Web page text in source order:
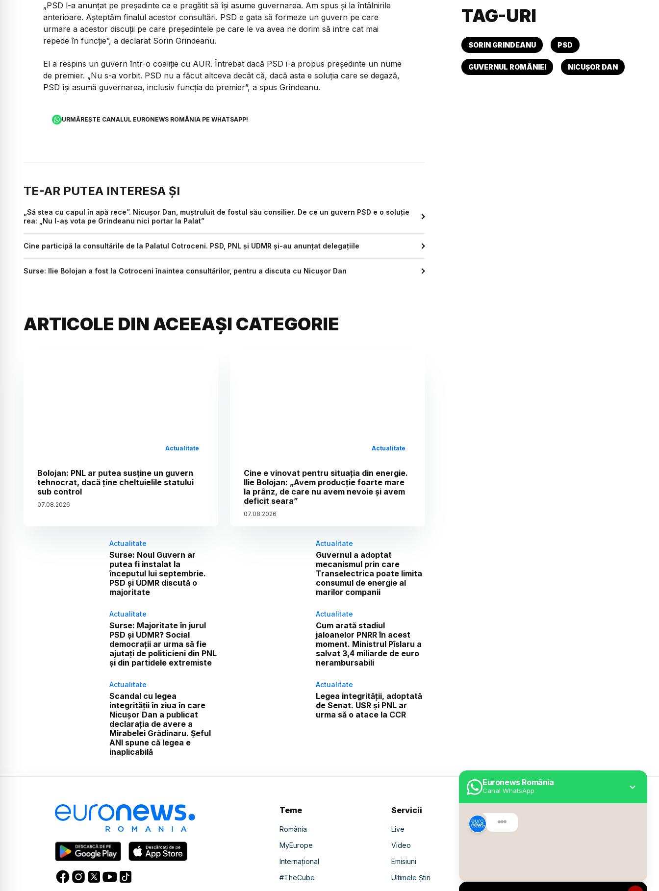
Euronews România
Canal WhatsApp
„PSD l-a anunțat pe președinte ca e pregătit să își asume guvernarea. Am spus și la întâlnirile
anterioare. Așteptăm finalul acestor consultări. PSD e gata să formeze un guvern pe care
urmare a acestor discuții pe care președintele pe care le va avea ne dorim să intre cat mai
repede în funcție”, a declarat Sorin Grindeanu.
El a respins un guvern într-o coaliție cu AUR. Întrebat dacă PSD i-a propus președinte un nume
de premier. „Nu s-a vorbit. PSD nu a făcut altceva decât că, dacă asta e soluția care se degază,
PSD își asumă guvernarea, inclusiv funcția de premier”, a spus Grindeanu.
URMĂREȘTE CANALUL EURONEWS ROMÂNIA PE WHATSAPP!
TE-AR PUTEA INTERESA ȘI
„Să stea cu capul în apă rece”. Nicușor Dan, muștruluit de fostul său consilier. De ce un guvern PSD e o soluție
rea: „Nu l-aș vota pe Grindeanu nici portar la Palat”
Cine participă la consultările de la Palatul Cotroceni. PSD, PNL și UDMR și-au anunțat delegațiile
Surse: Ilie Bolojan a fost la Cotroceni înaintea consultărilor, pentru a discuta cu Nicușor Dan
ARTICOLE DIN ACEEAȘI CATEGORIE
Actualitate
Bolojan: PNL ar putea susține un guvern
tehnocrat, dacă ține cheltuielile statului
sub control
07.08.2026
Actualitate
Cine e vinovat pentru situația din energie.
Ilie Bolojan: „Avem producție foarte mare
la prânz, de care nu avem nevoie și avem
deficit seara”
07.08.2026
Actualitate
Surse: Noul Guvern ar
putea fi instalat la
începutul lui septembrie.
PSD și UDMR discută o
majoritate
Actualitate
Guvernul a adoptat
mecanismul prin care
Transelectrica poate limita
consumul de energie al
marilor companii
Actualitate
Surse: Majoritate în jurul
PSD și UDMR? Social
democrații ar urma să fie
ajutați de politicieni din PNL
și din partidele extremiste
Actualitate
Cum arată stadiul
jaloanelor PNRR în acest
moment. Ministrul Pîslaru a
salvat 3,4 miliarde de euro
nerambursabili
Actualitate
Scandal cu legea
integrității în ziua în care
Nicușor Dan a publicat
declarația de avere a
Mirabelei Grădinaru. Șeful
ANI spune că legea e
inaplicabilă
Actualitate
Legea integrității, adoptată
de Senat. USR și PNL ar
urma să o atace la CCR
TAG-URI
SORIN GRINDEANU PSD
GUVERNUL ROMÂNIEI NICUȘOR DAN
Teme
România
MyEurope
Internațional
#TheCube
Servicii
Live
Video
Emisiuni
Ultimele Știri
Despre Euronews